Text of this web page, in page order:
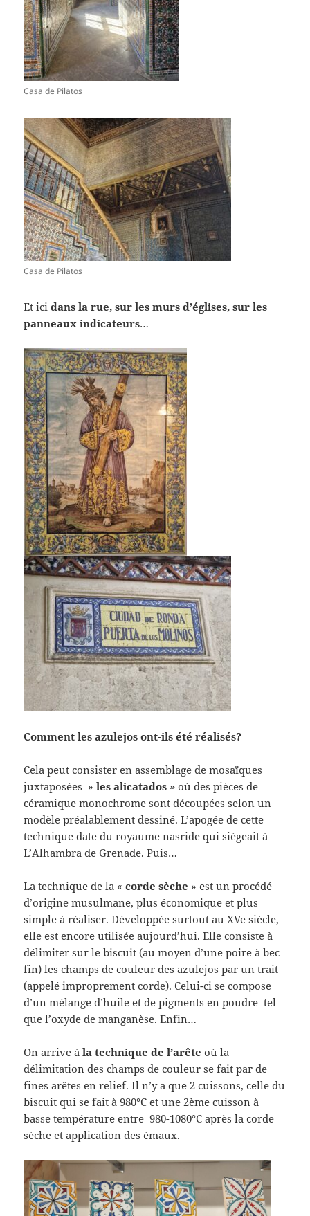
Casa de Pilatos
Casa de Pilatos
Et ici dans la rue, sur les murs d’églises, sur les
panneaux indicateurs…
Comment les azulejos ont-ils été réalisés?
Cela peut consister en assemblage de mosaïques
juxtaposées »les alicatados » où des pièces de
céramique monochrome sont découpées selon un
modèle préalablement dessiné. L’apogée de cette
technique date du royaume nasride qui siégeait à
L’Alhambra de Grenade. Puis…
La technique de la «corde sèche » est un procédé
d’origine musulmane, plus économique et plus
simple à réaliser. Développée surtout au XVe siècle,
elle est encore utilisée aujourd’hui. Elle consiste à
délimiter sur le biscuit (au moyen d’une poire à bec
fin) les champs de couleur des azulejos par un trait
(appelé improprement corde). Celui-ci se compose
d’un mélange d’huile et de pigments en poudre tel
que l’oxyde de manganèse. Enfin…
On arrive àla technique de l’arête où la
délimitation des champs de couleur se fait par de
fines arêtes en relief. Il n’y a que 2 cuissons, celle du
biscuit qui se fait à 980°C et une 2ème cuisson à
basse température entre 980-1080°C après la corde
sèche et application des émaux.